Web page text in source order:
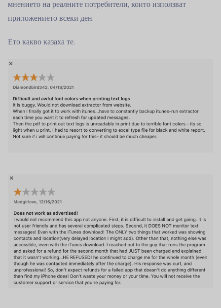
мнението на реалните потребители, които използват
приложението всеки ден.
Ето какво казаха те.